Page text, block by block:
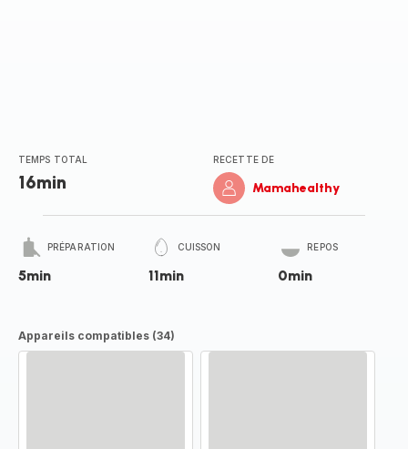
TEMPS TOTAL
16min
RECETTE DE
Mamahealthy
PRÉPARATION
5min
CUISSON
11min
REPOS
0min
Appareils compatibles (34)